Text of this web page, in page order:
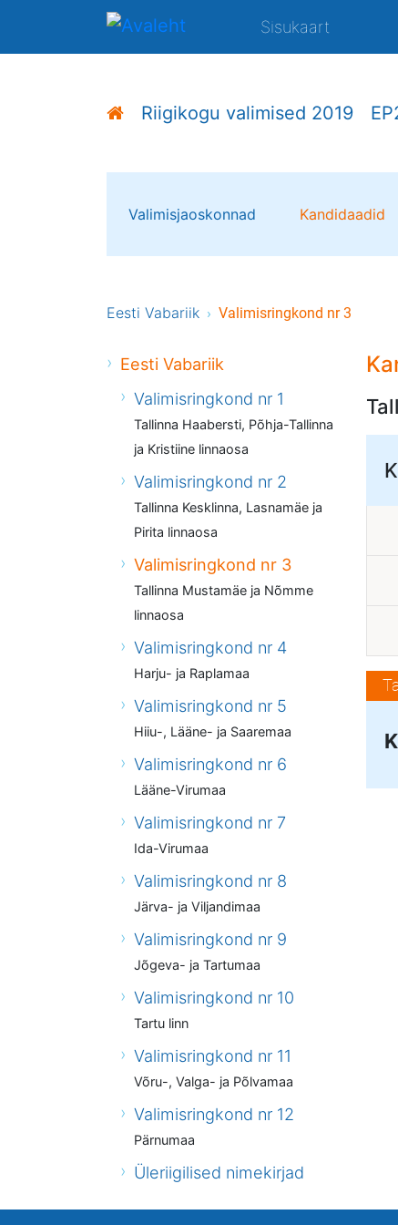
Sisukaart
Riigikogu valimised 2019
Valimisjaoskonnad Kandidaadid
Eesti Vabariik Valimisringkond nr 3
Eesti Vabariik
Valimisringkond nr 1
Tallinna Haabersti, Põhja-Tallinna
ja Kristiine linnaosa
Valimisringkond nr 2
Tallinna Kesklinna, Lasnamäe ja
Pirita linnaosa
Valimisringkond nr 3
Tallinna Mustamäe ja Nõmme
linnaosa
Valimisringkond nr 4
Harju- ja Raplamaa
Valimisringkond nr 5
Hiiu-, Lääne- ja Saaremaa
Valimisringkond nr 6
Lääne-Virumaa
Valimisringkond nr 7
Ida-Virumaa
Valimisringkond nr 8
Järva- ja Viljandimaa
Valimisringkond nr 9
Jõgeva- ja Tartumaa
Valimisringkond nr 10
Tartu linn
Valimisringkond nr 11
Võru-, Valga- ja Põlvamaa
Valimisringkond nr 12
Pärnumaa
Üleriigilised nimekirjad